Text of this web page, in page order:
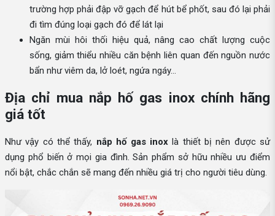
trường hợp phải đập vỡ gạch để hút bể phốt, sau đó lại phải
đi tìm đúng loại gạch đó để lát lại
Ngăn mùi hôi thối hiệu quả, nâng cao chất lượng cuộc
sống, giảm thiểu nhiều căn bệnh liên quan đến nguồn nước
bẩn như viêm da, lở loét, ngứa ngáy…
Địa chỉ mua nắp hố gas inox chính hãng
giá tốt
Như vậy có thể thấy, nắp hố gas inoxlà thiết bị nên được sử
dụng phổ biến ở mọi gia đình. Sản phẩm sở hữu nhiều ưu điểm
nổi bật, chắc chắn sẽ mang đến nhiều giá trị cho người tiêu dùng.